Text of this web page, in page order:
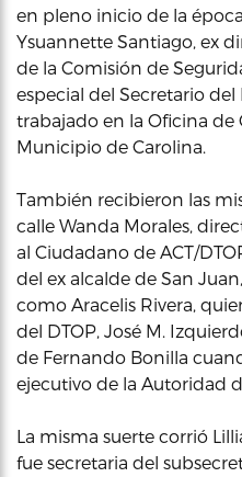
en pleno inicio de la
Ysuannette Santiago, ex
de la Comisión de
especial del Secretario del
trabajado en la Oficina de
Municipio de Carolina.
También recibieron las
calle Wanda Morales,
al Ciudadano de ACT/
del ex alcalde de San
como Aracelis Rivera,
del DTOP, José M.
de Fernando Bonilla
ejecutivo de la Autoridad
La misma suerte corrió
fue secretaria del